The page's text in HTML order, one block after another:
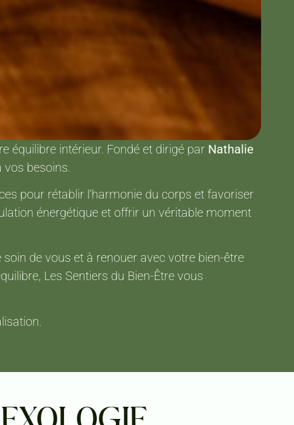
équilibre intérieur. Fondé et dirigé par Nathalie
besoins.
pour rétablir l’harmonie du corps et favoriser
énergétique et offrir un véritable moment
de vous et à renouer avec votre bien-être
Les Sentiers du Bien-Être vous